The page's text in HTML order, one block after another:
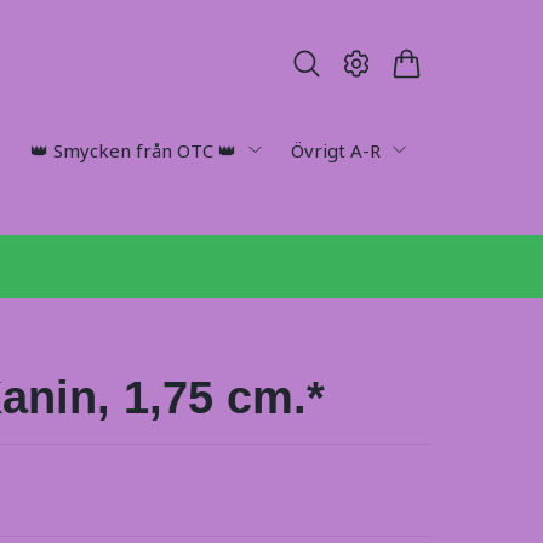
👑 Smycken från OTC 👑 Övrigt A-R
1,75 cm.*